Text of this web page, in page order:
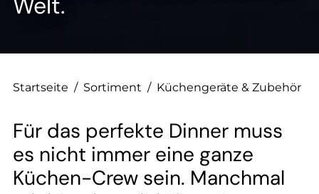
Startseite / Sortiment / Küchengeräte & Zubehör
Für das perfekte Dinner muss
es nicht immer eine ganze
Küchen-Crew sein. Manchmal